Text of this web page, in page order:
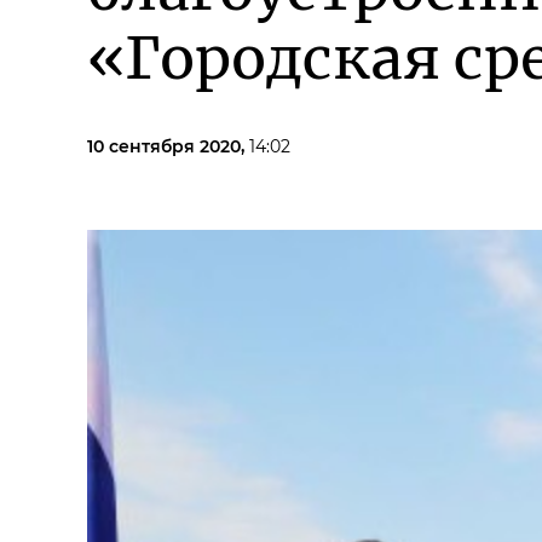
«Городская
10 сентября 2020, 14:02